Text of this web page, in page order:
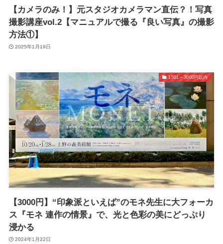
【カメラのみ！】元スタジオカメラマン直伝？！写真
撮影講座vol.2【マニュアルで撮る『良い写真』の撮影
方法①】
2025年1月19日
1501～3000円以内
【3000円】“印象派といえば”のモネ先生に大フォーカ
ス『モネ 連作の情景』で、光と色彩の美にどっぷり
浸かる
2024年1月22日